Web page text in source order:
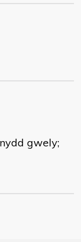
gwely;